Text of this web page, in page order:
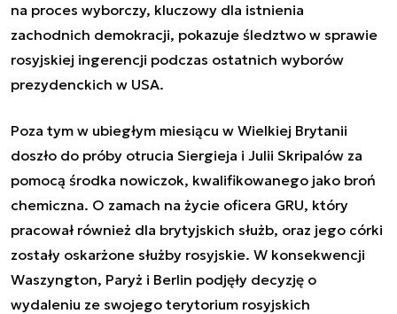
na proces wyborczy, kluczowy dla istnienia
zachodnich demokracji, pokazuje śledztwo w sprawie
rosyjskiej ingerencji podczas ostatnich wyborów
prezydenckich w USA.
Poza tym w ubiegłym miesiącu w Wielkiej Brytanii
doszło do próby otrucia Siergieja i Julii Skripalów za
pomocą środka nowiczok, kwalifikowanego jako broń
chemiczna. O zamach na życie oficera GRU, który
pracował również dla brytyjskich służb, oraz jego córki
zostały oskarżone służby rosyjskie. W konsekwencji
Waszyngton, Paryż i Berlin podjęły decyzję o
wydaleniu ze swojego terytorium rosyjskich